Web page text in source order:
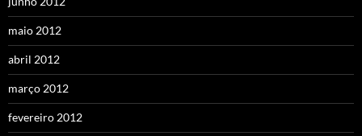
maio 2012
abril 2012
março 2012
fevereiro 2012